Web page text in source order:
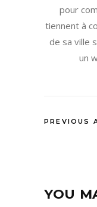
pour
tiennent à
de sa ville
un
PREVIOUS
YOU